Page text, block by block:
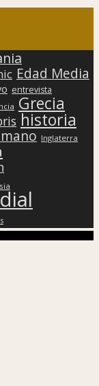
Edad Media
entrevista
Grecia
historia
Inglaterra